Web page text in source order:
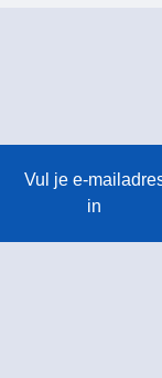
Vul je e-
in